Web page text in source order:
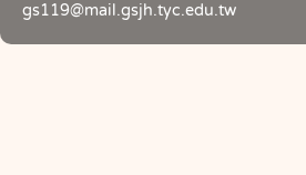
gs119@mail.gsjh.tyc.edu.tw